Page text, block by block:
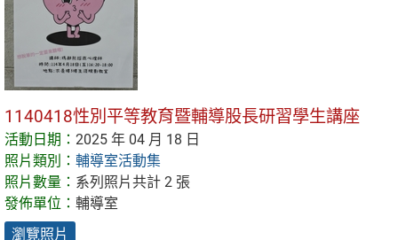
1140418性別平等教育暨輔導股長研習學生講座
活動日期： 2025 年 04 月 18 日
照片類別： 輔導室活動集
照片數量： 系列照片共計 2 張
發佈單位： 輔導室
瀏覽照片